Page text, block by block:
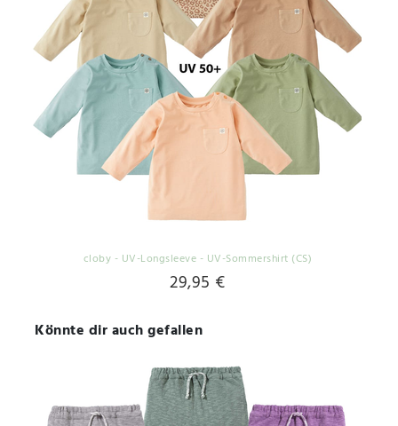
cloby - UV-Longsleeve - UV-Sommershirt (CS)
29,95 €
Könnte dir auch gefallen